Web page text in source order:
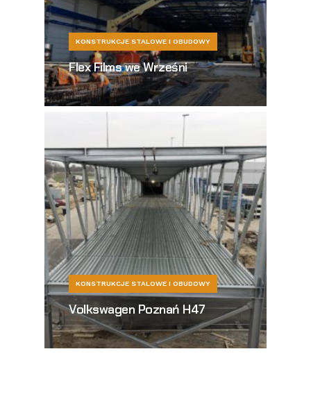
KONSTRUKCJE STALOWE I OBUDOWY
Flex Films we Wrześni
KONSTRUKCJE STALOWE I OBUDOWY
Volkswagen Poznań H47